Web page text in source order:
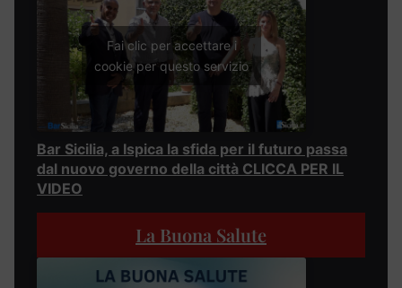
Fai clic per accettare i
cookie per questo servizio
Bar Sicilia, a Ispica la sfida per il futuro passa
dal nuovo governo della città CLICCA PER IL
VIDEO
La Buona Salute